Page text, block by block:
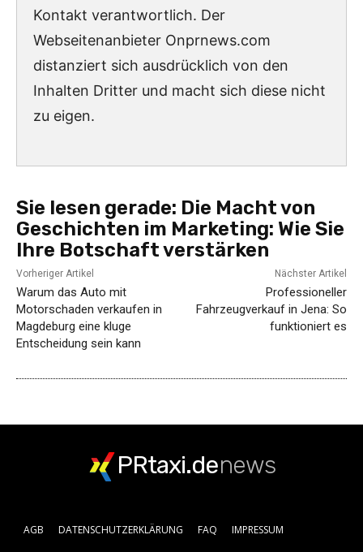
Kontakt verantwortlich. Der
Webseitenanbieter Onprnews.com
distanziert sich ausdrücklich von den
Inhalten Dritter und macht sich diese nicht
zu eigen.
Sie lesen gerade: Die Macht von
Geschichten im Marketing: Wie Sie
Ihre Botschaft verstärken
Vorheriger Artikel
Warum das Auto mit
Motorschaden verkaufen in
Magdeburg eine kluge
Entscheidung sein kann
Nächster Artikel
Professioneller
Fahrzeugverkauf in Jena: So
funktioniert es
PRtaxi.denews
AGB DATENSCHUTZERKLÄRUNG FAQ IMPRESSUM